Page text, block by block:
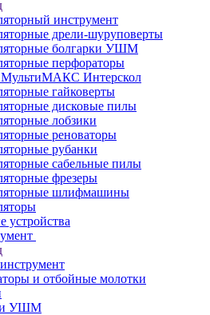
инструмент
дрели-шуруповерты
болгарки УШМ
перфораторы
Интерскол
гайковерты
дисковые пилы
лобзики
реноваторы
рубанки
сабельные пилы
фрезеры
шлифмашины
устройства
и отбойные молотки
УШМ